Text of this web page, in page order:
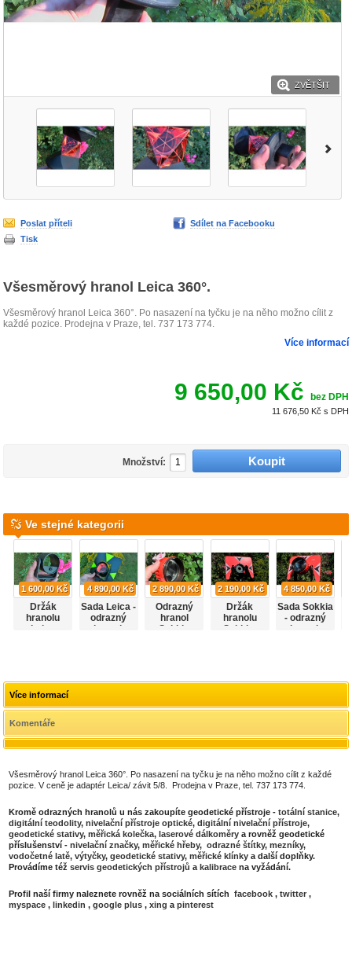
ZVĚTŠIT
Poslat příteli
Sdílet na Facebooku
Tisk
Všesměrový hranol Leica 360°.
Všesměrový hranol Leica 360°. Po nasazení na tyčku je na něho možno cílit z
každé pozice. Prodejna v Praze, tel. 737 173 774.
Více informací
9 650,00 Kč bez DPH
11 676,50 Kč s DPH
Množství:
Ve stejné kategorii
1 600,00 Kč
Držák
hranolu
Leica
4 890,00 Kč
Sada Leica -
odrazný
hranol,
2 890,00 Kč
Odrazný
hranol
Sokkia
2 190,00 Kč
Držák
hranolu
Sokkia,
4 850,00 Kč
Sada Sokkia
- odrazný
hranol,
Více informací
Komentáře
Všesměrový hranol Leica 360°. Po nasazení na tyčku je na něho možno cílit z každé
pozice. V ceně je adaptér Leica/ závit 5/8. Prodejna v Praze, tel. 737 173 774.
Kromě odrazných hranolů u nás zakoupíte geodetické přístroje - totální stanice,
digitální teodolity, nivelační přístroje optické, digitální nivelační přístroje,
geodetické stativy, měřická kolečka, laserové dálkoměrya rovněž geodetické
příslušenství - nivelační značky, měřické hřeby, odrazné štítky, mezníky,
vodočetné latě, výtyčky, geodetické stativy, měřické klínkya další doplňky.
Provádíme též servis geodetických přístrojů a kalibracena vyžádání.
Profil naší firmy naleznete rovněž na sociálních sítích facebook, twitter,
myspace, linkedin , google plus , xing a pinterest